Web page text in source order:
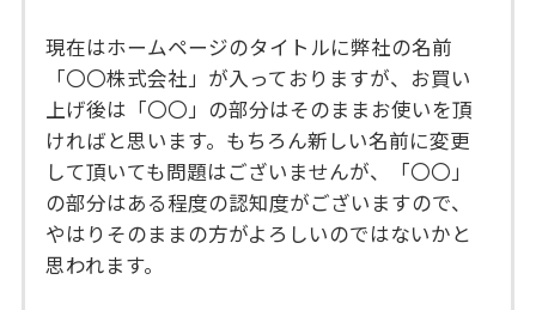
現在はホームページのタイトルに弊社の名前
「〇〇株式会社」が入っておりますが、お買い
上げ後は「〇〇」の部分はそのままお使いを頂
ければと思います。もちろん新しい名前に変更
して頂いても問題はございませんが、「〇〇」
の部分はある程度の認知度がございますので、
やはりそのままの方がよろしいのではないかと
思われます。